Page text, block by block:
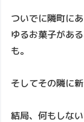
ついでに隣町に
ゆるお菓子があ
も。
そしてその隣に
結局、何もしな